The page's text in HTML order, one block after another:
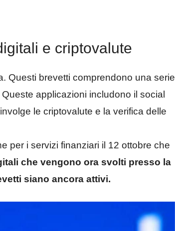
e criptovalute
Questi brevetti comprendono una serie
applicazioni includono il social
le criptovalute e la verifica delle
per i servizi finanziari il 12 ottobre che
che vengono ora svolti presso la
siano ancora attivi.